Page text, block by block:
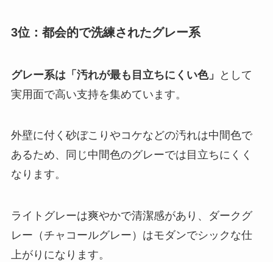
3位：都会的で洗練されたグレー系
グレー系は「汚れが最も目立ちにくい色」
として
実用面で高い支持を集めています。
外壁に付く砂ぼこりやコケなどの汚れは中間色で
あるため、同じ中間色のグレーでは目立ちにくく
なります。
ライトグレーは爽やかで清潔感があり、ダークグ
レー（チャコールグレー）はモダンでシックな仕
上がりになります。